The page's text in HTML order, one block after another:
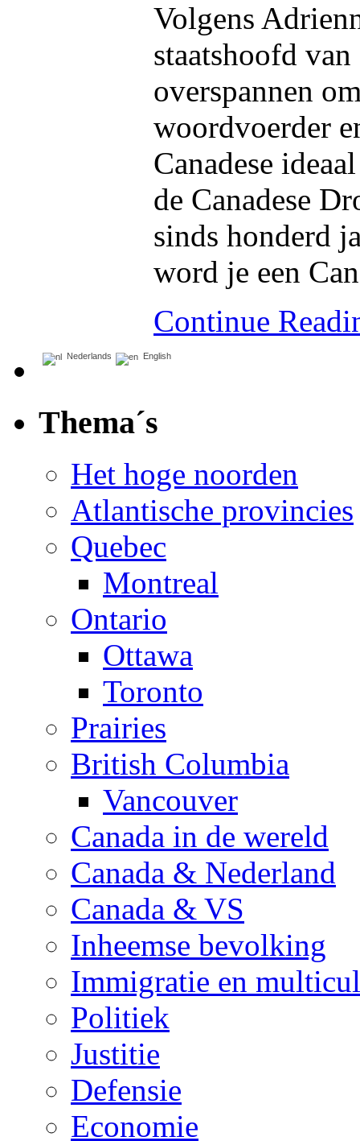
Volgens
staatshoofd
overspannen
woordvoerder
Canadese
de Canadese
sinds honderd
word je een
Continue
Nederlands English
Thema´s
Het hoge noorden
Atlantische provincies
Quebec
Montreal
Ontario
Ottawa
Toronto
Prairies
British Columbia
Vancouver
Canada in de wereld
Canada & Nederland
Canada & VS
Inheemse bevolking
Immigratie en
Politiek
Justitie
Defensie
Economie